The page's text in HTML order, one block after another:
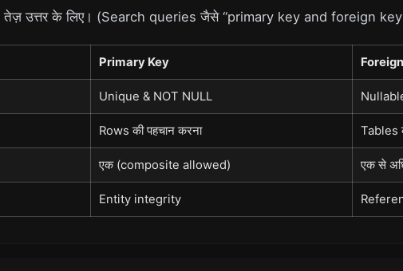
उत्तर के लिए। (Search queries जैसे “primary key and foreign key
Primary Key
Unique & NOT NULL
Rows की पहचान करना Tables
एक (composite allowed) एक से
Entity integrity